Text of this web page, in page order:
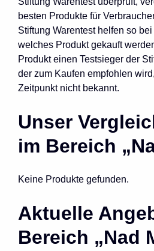
besten Produkte für
Stiftung Warentest helfen so
welches Produkt gekauft
Produkt einen Testsieger der
der zum Kaufen empfohlen
Zeitpunkt nicht bekannt.
Unser
im Bereich
Keine Produkte gefunden.
Aktuelle
Bereich „Nad